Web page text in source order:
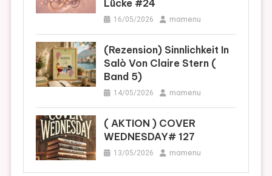
Lücke #24
16/05/2026 mamenu
(Rezension) Sinnlichkeit In
Salò Von Claire Stern (
Band 5)
14/05/2026 mamenu
( AKTION ) COVER
WEDNESDAY# 127
13/05/2026 mamenu